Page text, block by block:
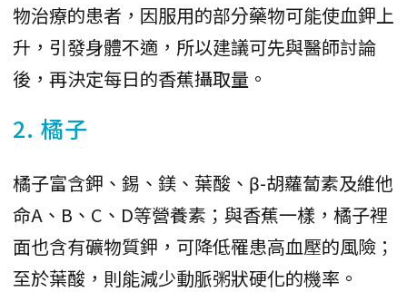
物治療的患者，因服用的部分藥物可能使血鉀上
升，引發身體不適，所以建議可先與醫師討論
後，再決定每日的香蕉攝取量。
2. 橘子
橘子富含鉀、錫、鎂、葉酸、β-胡蘿蔔素及維他
命A、B、C、D等營養素；與香蕉一樣，橘子裡
面也含有礦物質鉀，可降低罹患高血壓的風險；
至於葉酸，則能減少動脈粥狀硬化的機率。